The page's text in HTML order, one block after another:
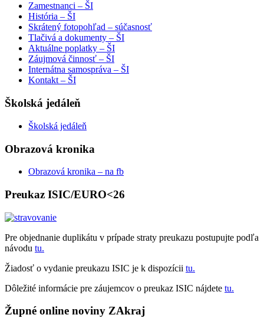
Zamestnanci – ŠI
História – ŠI
Skrátený fotopohľad – súčasnosť
Tlačivá a dokumenty – ŠI
Aktuálne poplatky – ŠI
Záujmová činnosť – ŠI
Internátna samospráva – ŠI
Kontakt – ŠI
Školská jedáleň
Školská jedáleň
Obrazová kronika
Obrazová kronika – na fb
Preukaz ISIC/EURO<26
Pre objednanie duplikátu v prípade straty preukazu postupujte podľa
návodu tu.
Žiadosť o vydanie preukazu ISIC je k dispozícii tu.
Dôležité informácie pre záujemcov o preukaz ISIC nájdete tu.
Župné online noviny ZAkraj